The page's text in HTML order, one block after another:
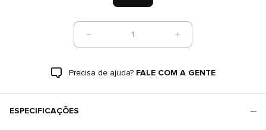
1
Precisa de ajuda? FALE COM A GENTE
ESPECIFICAÇÕES